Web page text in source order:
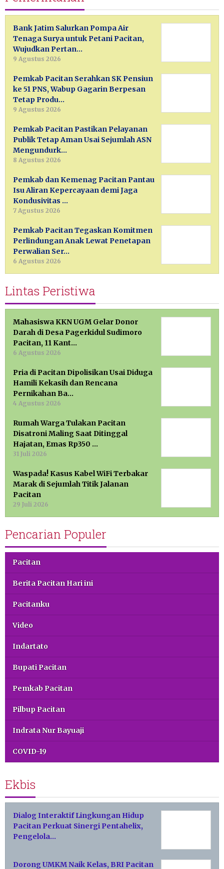
Bank Jatim Salurkan Pompa Air
Tenaga Surya untuk Petani Pacitan,
Wujudkan Pertan…
9 Agustus 2026
Pemkab Pacitan Serahkan SK Pensiun
ke 51 PNS, Wabup Gagarin Berpesan
Tetap Produ…
9 Agustus 2026
Pemkab Pacitan Pastikan Pelayanan
Publik Tetap Aman Usai Sejumlah ASN
Mengundurk…
8 Agustus 2026
Pemkab dan Kemenag Pacitan Pantau
Isu Aliran Kepercayaan demi Jaga
Kondusivitas …
7 Agustus 2026
Pemkab Pacitan Tegaskan Komitmen
Perlindungan Anak Lewat Penetapan
Perwalian Ser…
6 Agustus 2026
Lintas Peristiwa
Mahasiswa KKN UGM Gelar Donor
Darah di Desa Pagerkidul Sudimoro
Pacitan, 11 Kant…
6 Agustus 2026
Pria di Pacitan Dipolisikan Usai Diduga
Hamili Kekasih dan Rencana
Pernikahan Ba…
4 Agustus 2026
Rumah Warga Tulakan Pacitan
Disatroni Maling Saat Ditinggal
Hajatan, Emas Rp350 …
31 Juli 2026
Waspada! Kasus Kabel WiFi Terbakar
Marak di Sejumlah Titik Jalanan
Pacitan
29 Juli 2026
Pencarian Populer
Pacitan
Berita Pacitan Hari ini
Pacitanku
Video
Indartato
Bupati Pacitan
Pemkab Pacitan
Pilbup Pacitan
Indrata Nur Bayuaji
COVID-19
Ekbis
Dialog Interaktif Lingkungan Hidup
Pacitan Perkuat Sinergi Pentahelix,
Pengelola…
Dorong UMKM Naik Kelas, BRI Pacitan